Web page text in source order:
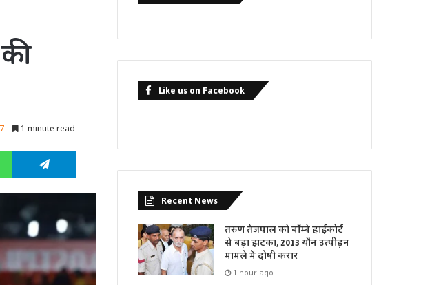
1 minute read
WhatsApp Telegram
Like us on Facebook
Recent News
तरुण तेजपाल को बॉम्बे हाईकोर्ट
से बड़ा झटका, 2013 यौन उत्पीड़न
मामले में दोषी करार
1 hour ago